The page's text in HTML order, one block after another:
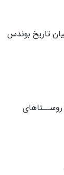
تاریخ بوندس